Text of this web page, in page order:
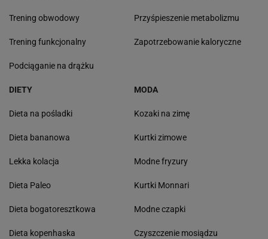
Trening obwodowy
Trening funkcjonalny
Podciąganie na drążku
Przyśpieszenie metabolizmu
Zapotrzebowanie kaloryczne
DIETY
Dieta na pośladki
Dieta bananowa
Lekka kolacja
Dieta Paleo
Dieta bogatoresztkowa
Dieta kopenhaska
MODA
Kozaki na zimę
Kurtki zimowe
Modne fryzury
Kurtki Monnari
Modne czapki
Czyszczenie mosiądzu